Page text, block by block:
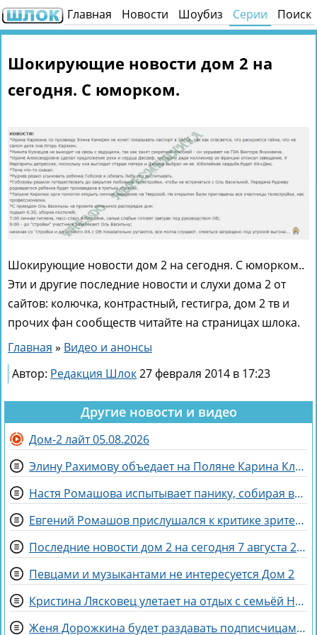
Главная Новости Шоубиз Серии Поиск
Шокирующие новости дом 2 на
сегодня. С юморком.
Шокирующие новости дом 2 на сегодня. С юморком..
Эти и другие последние новости и слухи дома 2 от
сайтов: колючка, контрастный, гестигра, дом 2 тв и
прочих фан сообществ читайте на страницах шлока.
Главная » Видео и анонсы
Автор: Редакция Шлок27 февраля 2014 в 17:23
Другие новости и видео
Дом-2 лайт 05.08.2026
Элину Рахимову объедает на Поляне Карина Клочкова
Настя Ромашова испытывает панику, собирая вещи для родов в Бразилии
Евгений Ромашов прислушался к критике зрителей Дома 2 и сменил причёску
Последние новости дом 2 на сегодня 7 августа 2026
Певцами и музыкантами не интересуется Дом 2
Кристина Лясковец улетает на отдых с семьёй Никиты Гуранды
Женя Дорожкина будет раздавать подписчицам свои вещи